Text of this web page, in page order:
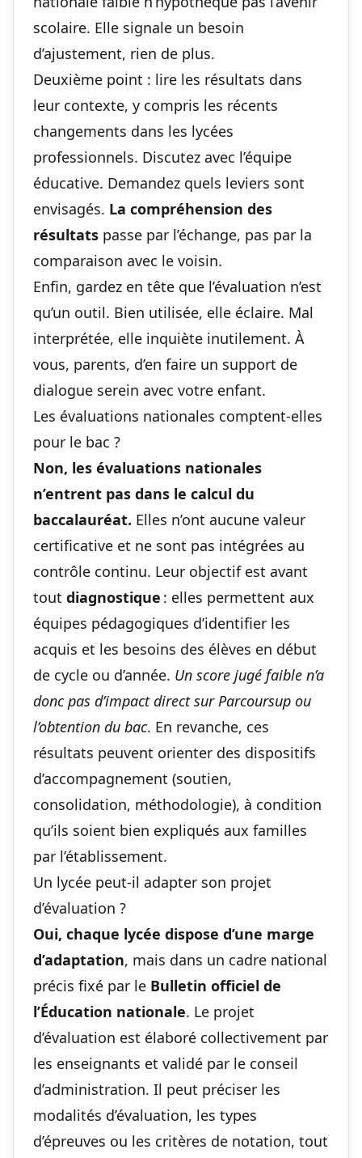
scolaire. Elle signale un besoin
d’ajustement, rien de plus.
Deuxième point : lire les résultats dans
leur contexte, y compris les récents
changements dans les lycées
professionnels. Discutez avec l’équipe
éducative. Demandez quels leviers sont
envisagés. La compréhension des
résultats passe par l’échange, pas par la
comparaison avec le voisin.
Enfin, gardez en tête que l’évaluation n’est
qu’un outil. Bien utilisée, elle éclaire. Mal
interprétée, elle inquiète inutilement. À
vous, parents, d’en faire un support de
dialogue serein avec votre enfant.
Les évaluations nationales comptent-elles
pour le bac ?
Non, les évaluations nationales
n’entrent pas dans le calcul du
baccalauréat. Elles n’ont aucune valeur
certificative et ne sont pas intégrées au
contrôle continu. Leur objectif est avant
tout diagnostique : elles permettent aux
équipes pédagogiques d’identifier les
acquis et les besoins des élèves en début
de cycle ou d’année. Un score jugé faible n’a
donc pas d’impact direct sur Parcoursup ou
l’obtention du bac. En revanche, ces
résultats peuvent orienter des dispositifs
d’accompagnement (soutien,
consolidation, méthodologie), à condition
qu’ils soient bien expliqués aux familles
par l’établissement.
Un lycée peut-il adapter son projet
d’évaluation ?
Oui, chaque lycée dispose d’une marge
d’adaptation, mais dans un cadre national
précis fixé par le Bulletin officiel de
l’Éducation nationale. Le projet
d’évaluation est élaboré collectivement par
les enseignants et validé par le conseil
d’administration. Il peut préciser les
modalités d’évaluation, les types
d’épreuves ou les critères de notation, tout